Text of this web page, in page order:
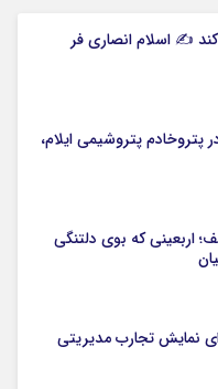
فر
پتروشیمی ایلام،
که بوی دلتنگی
نمایش تجارب مدیریتی